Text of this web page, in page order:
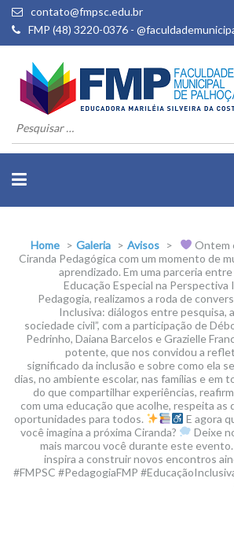
contato@fmpsc.edu.br
FMP (48) 3220-0376 -
Pesquisar
por:
Home > Galeria > Avisos >
Ontem
Ciranda Pedagógica com um momento de
aprendizado. Em uma parceria
Educação Especial na Perspectiva
Pedagogia, realizamos a roda de
Inclusiva: diálogos entre pesquisa,
sociedade civil”, com a participação de
Pedrinho, Daiana Barcelos e Grazielle
potente, que nos convidou a
significado da inclusão e sobre como ela
dias, no ambiente escolar, nas famílias e em
do que compartilhar experiências,
com uma educação que acolhe, respeita as
oportunidades para todos.
E agora
você imagina a próxima Ciranda?
Deixe
mais marcou você durante este
inspira a construir novos encontros
#FMPSC #PedagogiaFMP